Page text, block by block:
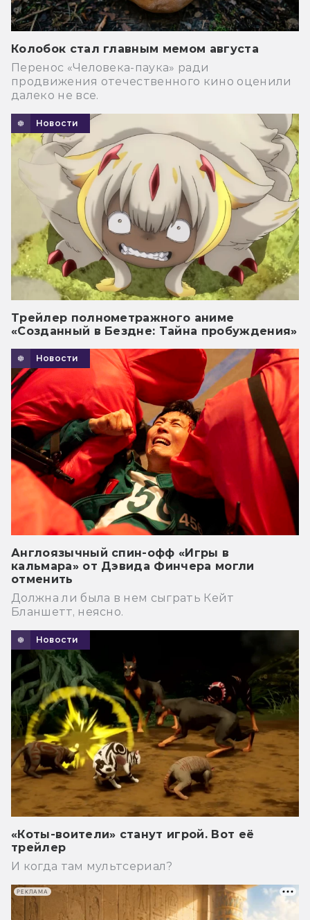
Колобок стал главным мемом августа
Перенос «Человека-паука» ради
продвижения отечественного кино оценили
далеко не все.
Новости
Трейлер полнометражного аниме
«Созданный в Бездне: Тайна пробуждения»
Новости
Англоязычный спин-офф «Игры в
кальмара» от Дэвида Финчера могли
отменить
Должна ли была в нем сыграть Кейт
Бланшетт, неясно.
Новости
«Коты-воители» станут игрой. Вот её
трейлер
И когда там мультсериал?
РЕКЛАМА